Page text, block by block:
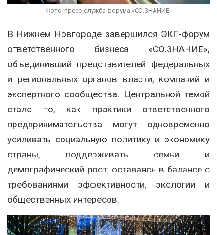
Фото: пресс-служба форума «СО.ЗНАНИЕ»
В Нижнем Новгороде завершился ЭКГ-форум
ответственного бизнеса «СО.ЗНАНИЕ»,
объединивший представителей федеральных
и региональных органов власти, компаний и
экспертного сообщества. Центральной темой
стало то, как практики ответственного
предпринимательства могут одновременно
усиливать социальную политику и экономику
страны, поддерживать семьи и
демографический рост, оставаясь в балансе с
требованиями эффективности, экологии и
общественных интересов.